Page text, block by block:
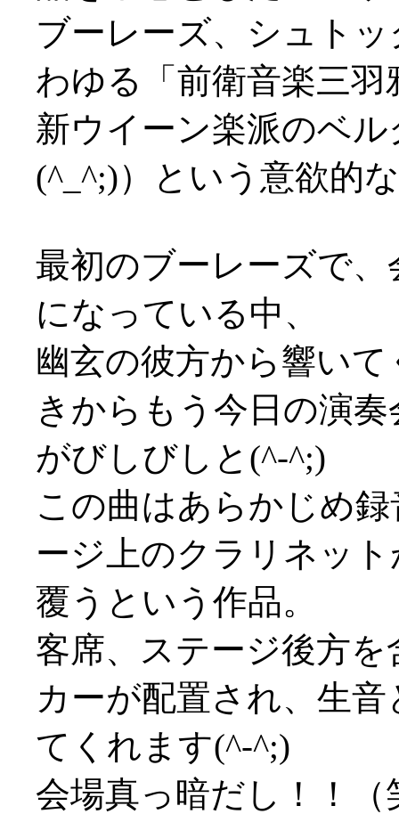
ブーレーズ、シュト
わゆる「前衛音楽三
新ウイーン楽派のベ
(^_^;)）という意欲的
最初のブーレーズで
になっている中、
幽玄の彼方から響い
きからもう今日の演
がびしびしと(^-^;)
この曲はあらかじめ
ージ上のクラリネッ
覆うという作品。
客席、ステージ後方
カーが配置され、生
てくれます(^-^;)
会場真っ暗だし！！（